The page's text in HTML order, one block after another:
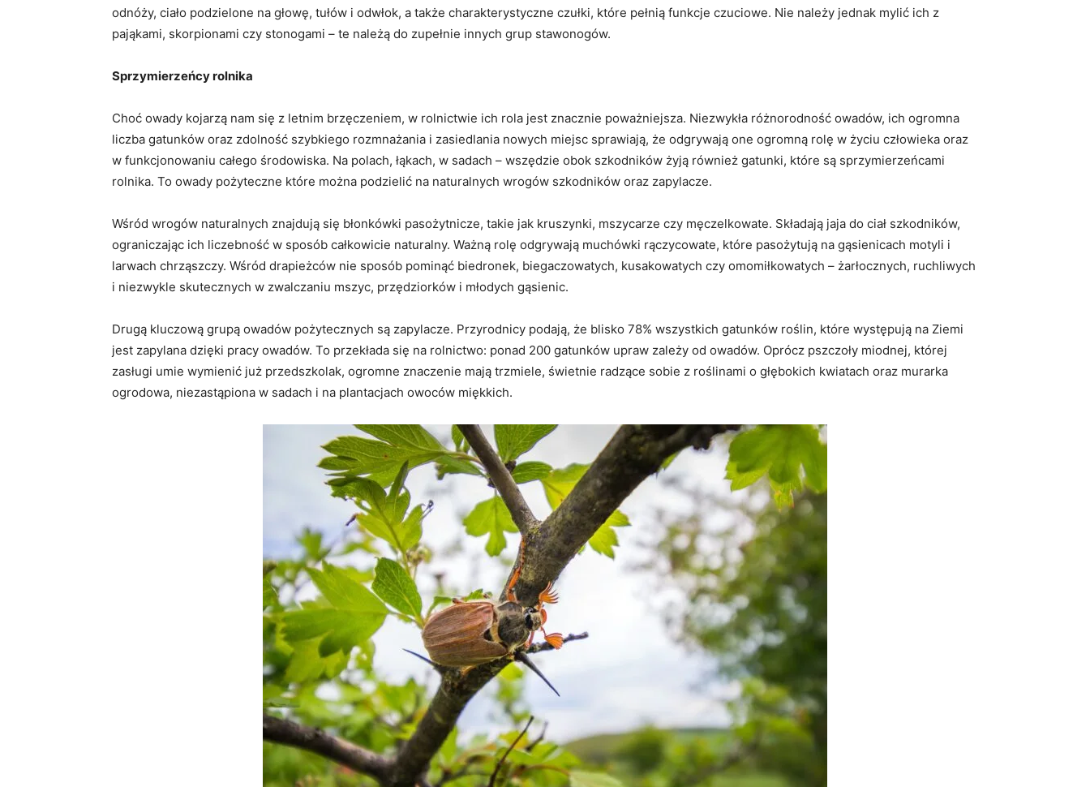
odnóży, ciało podzielone na głowę, tułów i odwłok, a także charakterystyczne czułki, które pełnią funkcje czuciowe. Nie należy jednak mylić ich z
pająkami, skorpionami czy stonogami – te należą do zupełnie innych grup stawonogów.
Sprzymierzeńcy rolnika
Choć owady kojarzą nam się z letnim brzęczeniem, w rolnictwie ich rola jest znacznie poważniejsza. Niezwykła różnorodność owadów, ich ogromna
liczba gatunków oraz zdolność szybkiego rozmnażania i zasiedlania nowych miejsc sprawiają, że odgrywają one ogromną rolę w życiu człowieka oraz
w funkcjonowaniu całego środowiska. Na polach, łąkach, w sadach – wszędzie obok szkodników żyją również gatunki, które są sprzymierzeńcami
rolnika. To owady pożyteczne które można podzielić na naturalnych wrogów szkodników oraz zapylacze.
Wśród wrogów naturalnych znajdują się błonkówki pasożytnicze, takie jak kruszynki, mszycarze czy męczelkowate. Składają jaja do ciał szkodników,
ograniczając ich liczebność w sposób całkowicie naturalny. Ważną rolę odgrywają muchówki rączycowate, które pasożytują na gąsienicach motyli i
larwach chrząszczy. Wśród drapieżców nie sposób pominąć biedronek, biegaczowatych, kusakowatych czy omomiłkowatych – żarłocznych, ruchliwych
i niezwykle skutecznych w zwalczaniu mszyc, przędziorków i młodych gąsienic.
Drugą kluczową grupą owadów pożytecznych są zapylacze. Przyrodnicy podają, że blisko 78% wszystkich gatunków roślin, które występują na Ziemi
jest zapylana dzięki pracy owadów. To przekłada się na rolnictwo: ponad 200 gatunków upraw zależy od owadów. Oprócz pszczoły miodnej, której
zasługi umie wymienić już przedszkolak, ogromne znaczenie mają trzmiele, świetnie radzące sobie z roślinami o głębokich kwiatach oraz murarka
ogrodowa, niezastąpiona w sadach i na plantacjach owoców miękkich.